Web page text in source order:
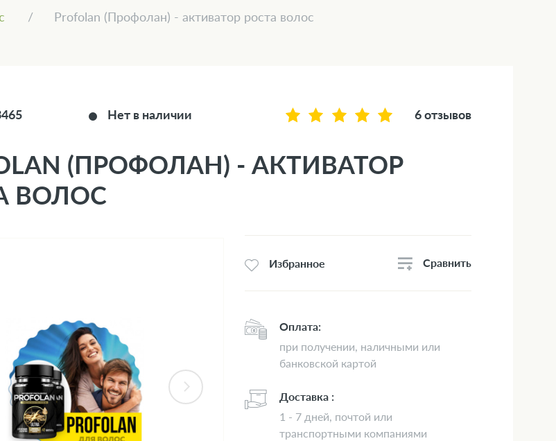
Profolan (Профолан) - активатор роста волос
Нет в наличии 6 отзывов
(ПРОФОЛАН) - АКТИВАТОР
ВОЛОС
Избранное Сравнить
Оплата:
при получении, наличными или
банковской картой
Доставка :
1 - 7 дней, почтой или
транспортными компаниями